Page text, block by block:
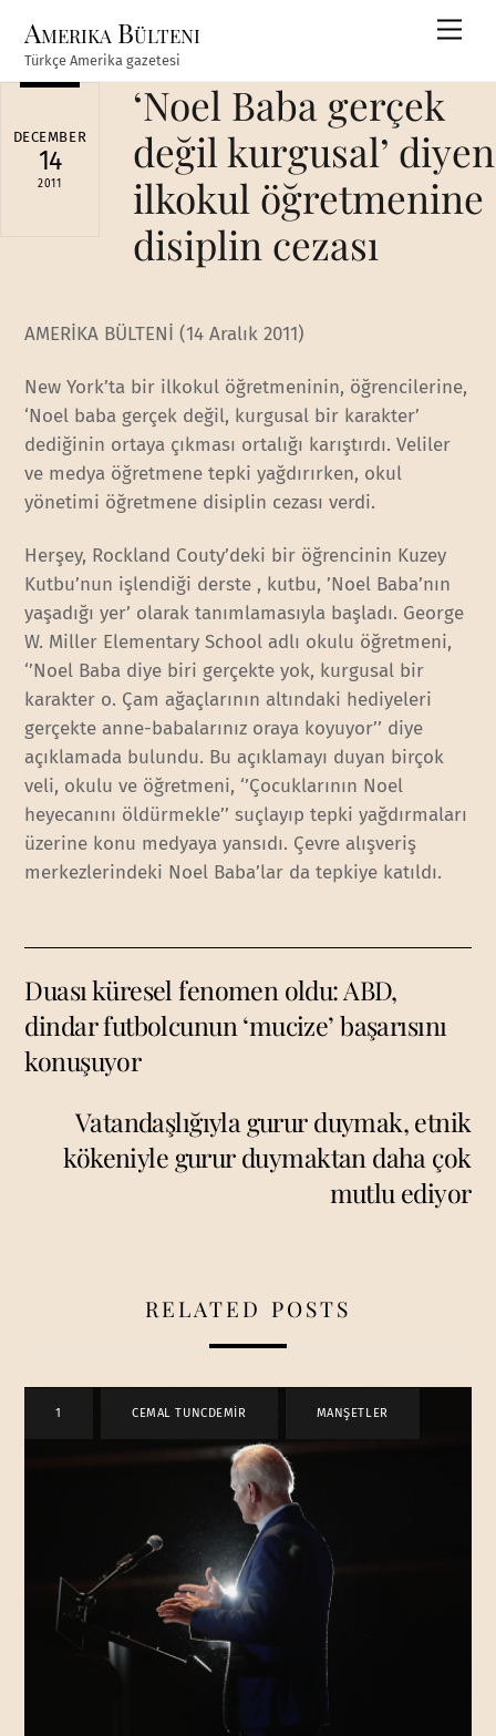
content
Amerika Bülteni
Türkçe Amerika gazetesi
DECEMBER
14
2011
‘Noel Baba gerçek
değil kurgusal’ diyen
ilkokul öğretmenine
disiplin cezası
AMERİKA BÜLTENİ (14 Aralık 2011)
New York’ta bir ilkokul öğretmeninin, öğrencilerine,
‘Noel baba gerçek değil, kurgusal bir karakter’
dediğinin ortaya çıkması ortalığı karıştırdı. Veliler
ve medya öğretmene tepki yağdırırken, okul
yönetimi öğretmene disiplin cezası verdi.
Herşey, Rockland Couty’deki bir öğrencinin Kuzey
Kutbu’nun işlendiği derste , kutbu, ’Noel Baba’nın
yaşadığı yer’ olarak tanımlamasıyla başladı. George
W. Miller Elementary School adlı okulu öğretmeni,
‘’Noel Baba diye biri gerçekte yok, kurgusal bir
karakter o. Çam ağaçlarının altındaki hediyeleri
gerçekte anne-babalarınız oraya koyuyor’’ diye
açıklamada bulundu. Bu açıklamayı duyan birçok
veli, okulu ve öğretmeni, ‘’Çocuklarının Noel
heyecanını öldürmekle’’ suçlayıp tepki yağdırmaları
üzerine konu medyaya yansıdı. Çevre alışveriş
merkezlerindeki Noel Baba’lar da tepkiye katıldı.
Duası küresel fenomen oldu: ABD,
dindar futbolcunun ‘mucize’ başarısını
konuşuyor
Vatandaşlığıyla gurur duymak, etnik
kökeniyle gurur duymaktan daha çok
mutlu ediyor
RELATED POSTS
1 CEMAL TUNCDEMİR MANŞETLER